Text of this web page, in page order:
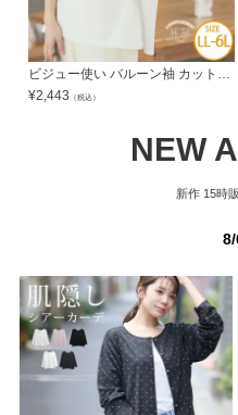
ビジュー使い バルーン袖 カットジョーゼット プルオーバー | 大きいサイズの通販ならハッピーマリリン
¥2,443 （税込）
NEW
新作 15時